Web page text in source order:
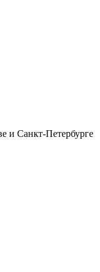
и Санкт-Петербурге